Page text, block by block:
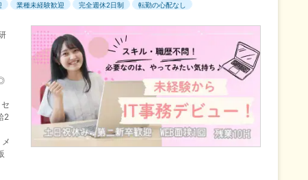
業種未経験歓迎 完全週休2日制 転勤の心配なし
2